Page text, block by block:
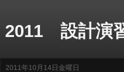
2011 設計演
2011年10月14日金曜日